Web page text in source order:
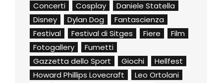
Concerti
Cosplay
Daniele Statella
Disney
Dylan Dog
Fantascienza
Festival
Festival di Sitges Fiere
Film
Fotogallery
Fumetti
Gazzetta dello Sport
Giochi
Hellfest
Howard Phillips Lovecraft
Leo Ortolani